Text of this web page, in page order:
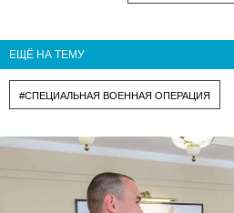
ЕЩЁ НА ТЕМУ
#СПЕЦИАЛЬНАЯ ВОЕННАЯ ОПЕРАЦИЯ